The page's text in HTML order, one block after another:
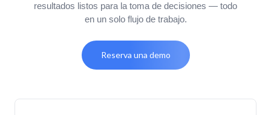
resultados listos para la toma de decisiones — todo
en un solo flujo de trabajo.
Reserva una demo
Modelos internos
transacciones